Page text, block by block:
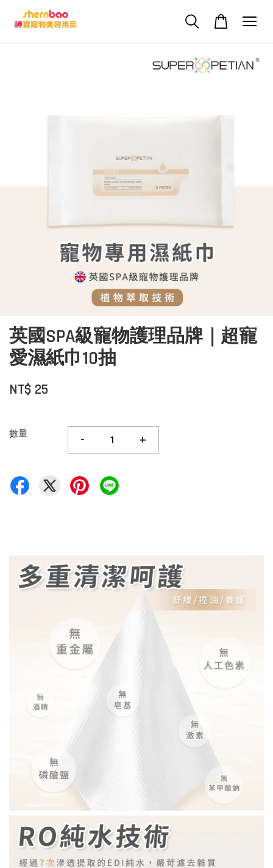
英國SPA級寵物護理品牌｜超寵
愛濕紙巾10抽
NT$ 25
數量 - +